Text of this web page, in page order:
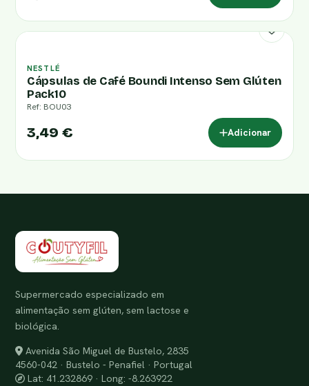
NESTLÉ
Cápsulas de Café Boundi Intenso Sem Glúten
Pack10
Ref: BOU03
3,49 € Adicionar
Supermercado especializado em
alimentação sem glúten, sem lactose e
biológica.
Avenida São Miguel de Bustelo, 2835
4560-042 · Bustelo - Penafiel · Portugal
Lat: 41.232869 · Long: -8.263922